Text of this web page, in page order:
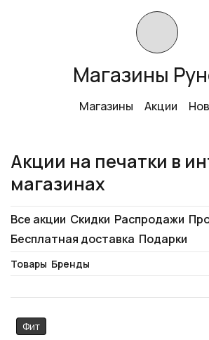
Магазины
Магазины Акции
Акции на печатки в
магазинах
Все акции Скидки Распродажи
Бесплатная доставка Подарки
Товары Бренды
Фит